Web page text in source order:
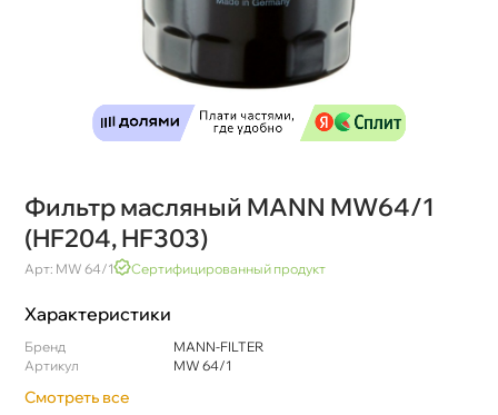
Фильтр масляный MANN MW64/1
(HF204, HF303)
Арт: MW 64/1 Сертифицированный продукт
Характеристики
Бренд
MANN-FILTER
Артикул
MW 64/1
Смотреть все